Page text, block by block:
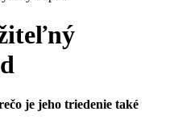
je jeho triedenie také